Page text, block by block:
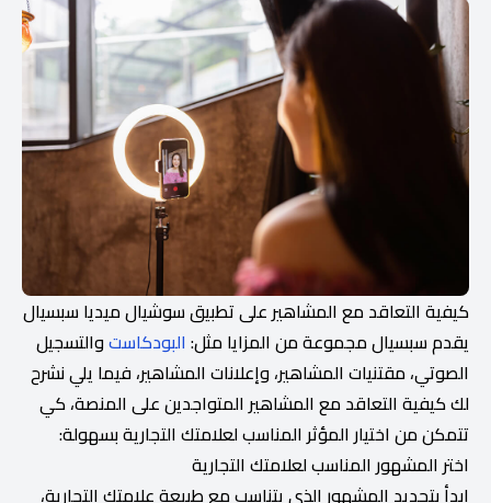
كيفية التعاقد مع المشاهير على تطبيق سوشيال ميديا سبسيال
يقدم سبسيال مجموعة من المزايا مثل: البودكاستوالتسجيل
الصوتي، مقتنيات المشاهير، وإعلانات المشاهير، فيما يلي نشرح
لك كيفية التعاقد مع المشاهير المتواجدين على المنصة، كي
تتمكن من اختيار المؤثر المناسب لعلامتك التجارية بسهولة:
اختر المشهور المناسب لعلامتك التجارية
ابدأ بتحديد المشهور الذي يتناسب مع طبيعة علامتك التجارية،